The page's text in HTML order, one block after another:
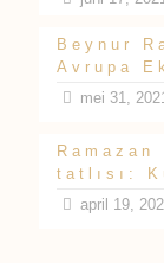
Beynur
Avrupa
mei 31,
tatlısı:
april 19,